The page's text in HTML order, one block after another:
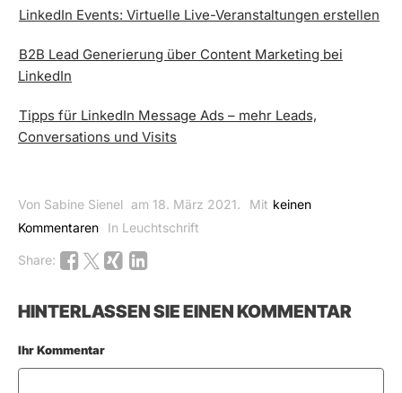
LinkedIn Events: Virtuelle Live-Veranstaltungen erstellen
B2B Lead Generierung über Content Marketing bei
LinkedIn
Tipps für LinkedIn Message Ads – mehr Leads,
Conversations und Visits
Von Sabine Sienel am 18. März 2021. Mit keinen
Kommentaren
In Leuchtschrift
Share:
HINTERLASSEN SIE EINEN KOMMENTAR
Ihr Kommentar